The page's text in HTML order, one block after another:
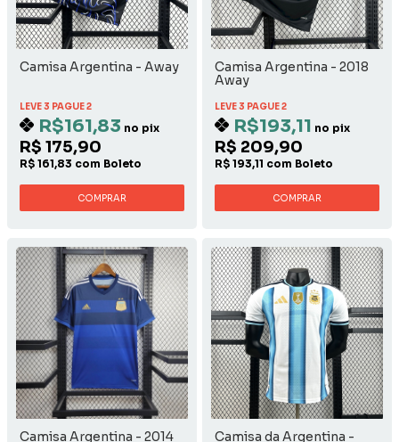
Camisa Argentina - Away
LEVE 3 PAGUE 2
R$161,83 no pix
R$ 175,90
R$ 161,83 com Boleto
COMPRAR
Camisa Argentina - 2018
Away
LEVE 3 PAGUE 2
R$193,11 no pix
R$ 209,90
R$ 193,11 com Boleto
COMPRAR
Camisa Argentina - 2014 Camisa da Argentina -